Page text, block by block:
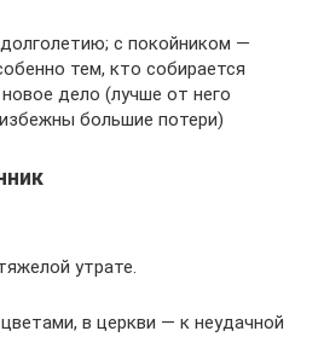
с покойником —
тем, кто собирается
дело (лучше от него
большие потери)
утрате.
в церкви — к неудачной